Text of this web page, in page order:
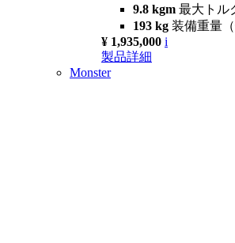
9.8 kgm 最大トル
193 kg 装備重量
¥ 1,935,000 i
製品詳細
Monster